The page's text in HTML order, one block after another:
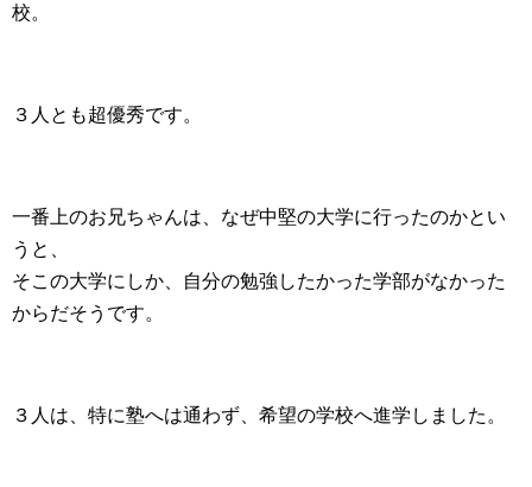
校。
３人とも超優秀です。
一番上のお兄ちゃんは、なぜ中堅の大学に行ったのかとい
うと、
そこの大学にしか、自分の勉強したかった学部がなかった
からだそうです。
３人は、特に塾へは通わず、希望の学校へ進学しました。